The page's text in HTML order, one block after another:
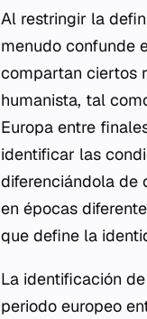
Al restringir la
menudo confunde
compartan ciertos
humanista, tal
Europa entre
identificar las
diferenciándola de
en épocas
que define la
La identificación
periodo europeo